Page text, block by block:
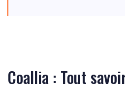
Coallia : Tout